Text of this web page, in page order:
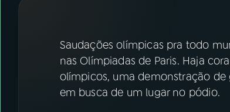
FESTIVAL DE MÚSICA
ACOMPANHE A RÁDIO NACIONAL
Saudações olímpicas pra todo
nas Olímpiadas de Paris. Haja
olímpicos, uma demonstração
em busca de um lugar no pódio.